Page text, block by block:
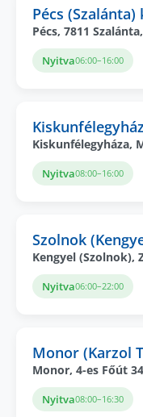
Pécs
Pécs, 7811
Nyitva06:00–16:00
Kiskunfélegyháza,
Nyitva08:00–16:00
Szolnok
Kengyel (Szolnok),
Nyitva06:00–22:00
Monor (Karzol
Monor, 4-es Főút
Nyitva08:00–16:30